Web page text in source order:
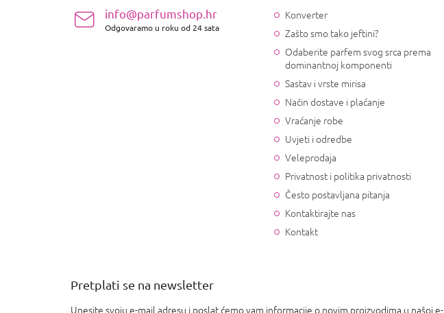
info@parfumshop.hr
Odgovaramo u roku od 24 sata
Konverter
Zašto smo tako jeftini?
Odaberite parfem svog srca prema
dominantnoj komponenti
Sastav i vrste mirisa
Način dostave i plaćanje
Vraćanje robe
Uvjeti i odredbe
Veleprodaja
Privatnost i politika privatnosti
Često postavljana pitanja
Kontaktirajte nas
Kontakt
Pretplati se na newsletter
Unesite svoju e-mail adresu i poslat ćemo vam informacije o novim proizvodima u našoj e-